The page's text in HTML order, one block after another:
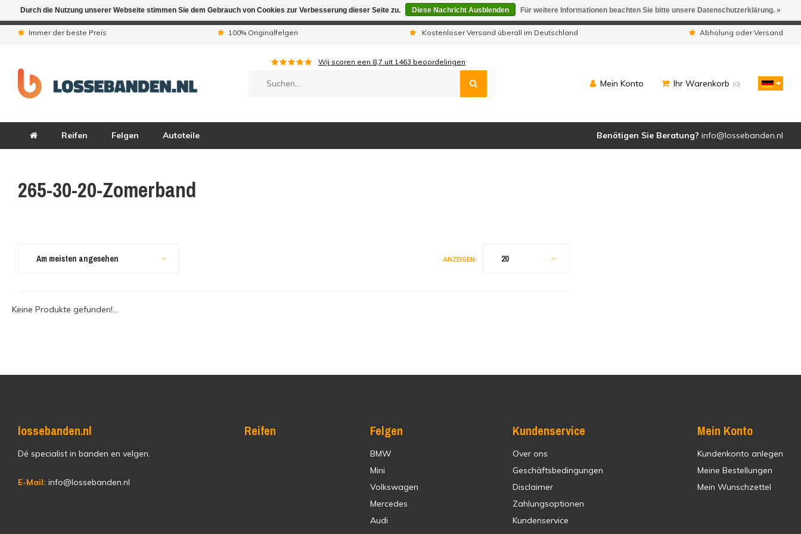
Immer der beste Preis 100% Originalfelgen Kostenloser Versand überall im Deutschland Abholung oder Versand
Wij scoren een 8,7 uit 1463 beoordelingen
Mein Konto Ihr Warenkorb (0)
Reifen Felgen Autoteile Benötigen Sie Beratung? info@lossebanden.nl
265-30-20-Zomerband
Am meisten angesehen ANZEIGEN: 20
Keine Produkte gefunden!...
lossebanden.nl
Dé specialist in banden en velgen.
E-Mail: info@lossebanden.nl
Reifen Felgen
BMW
Mini
Volkswagen
Mercedes
Audi
Kundenservice
Over ons
Geschäftsbedingungen
Disclaimer
Zahlungsoptionen
Kundenservice
Mein Konto
Kundenkonto anlegen
Meine Bestellungen
Mein Wunschzettel
Durch die Nutzung unserer Webseite stimmen Sie dem Gebrauch von Cookies zur Verbesserung dieser Seite zu. Diese Nachricht Ausblenden Für weitere Informationen beachten Sie bitte unsere Datenschutzerklärung. »
Aufgrund der Ferientagen sind wir telefonisch nicht erreichbar. Aufgegebene Bestellungen werden geliefert.